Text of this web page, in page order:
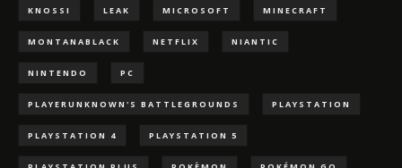
KNOSSI LEAK MICROSOFT MINECRAFT
MONTANABLACK NETFLIX NIANTIC
NINTENDO PC
PLAYERUNKNOWN'S BATTLEGROUNDS PLAYSTATION
PLAYSTATION 4 PLAYSTATION 5